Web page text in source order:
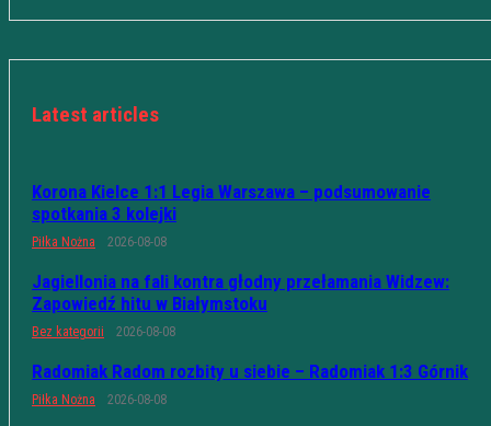
Latest articles
Korona Kielce 1:1 Legia Warszawa – podsumowanie
spotkania 3 kolejki
Piłka Nożna 2026-08-08
Jagiellonia na fali kontra głodny przełamania Widzew:
Zapowiedź hitu w Białymstoku
Bez kategorii 2026-08-08
Radomiak Radom rozbity u siebie – Radomiak 1:3 Górnik
Piłka Nożna 2026-08-08